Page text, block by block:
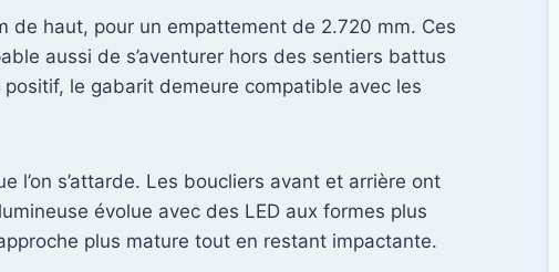
de haut, pour un empattement de 2.720 mm. Ces
aussi de s’aventurer hors des sentiers battus
le gabarit demeure compatible avec les
s’attarde. Les boucliers avant et arrière ont
évolue avec des LED aux formes plus
plus mature tout en restant impactante.